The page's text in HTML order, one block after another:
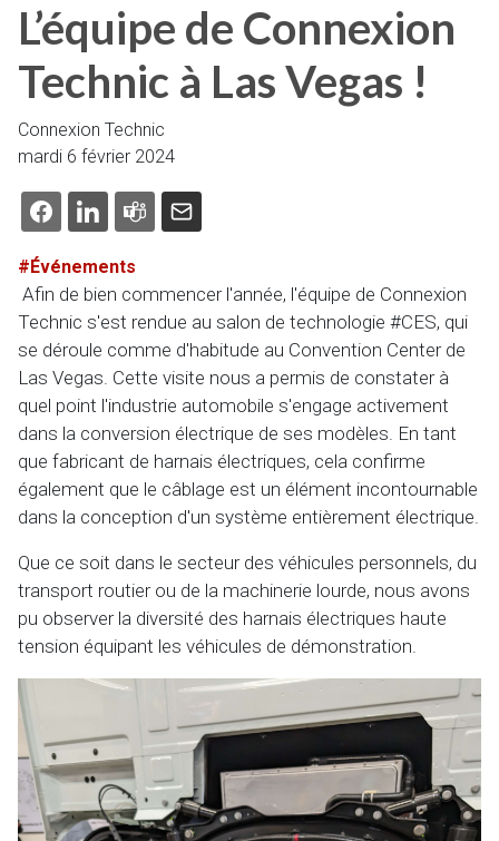
L’équipe de Connexion
Technic à Las Vegas !
Connexion Technic
mardi 6 février 2024
#Événements
Afin de bien commencer l'année, l'équipe de Connexion
Technic s'est rendue au salon de technologie #CES, qui
se déroule comme d'habitude au Convention Center de
Las Vegas. Cette visite nous a permis de constater à
quel point l'industrie automobile s'engage activement
dans la conversion électrique de ses modèles. En tant
que fabricant de harnais électriques, cela confirme
également que le câblage est un élément incontournable
dans la conception d'un système entièrement électrique.
Que ce soit dans le secteur des véhicules personnels, du
transport routier ou de la machinerie lourde, nous avons
pu observer la diversité des harnais électriques haute
tension équipant les véhicules de démonstration.